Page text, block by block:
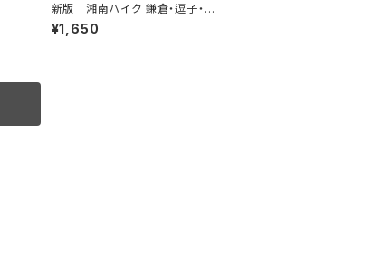
新版 湘南ハイク 鎌倉・逗子・葉
山・横須賀・三浦の山と海歩き
¥1,650